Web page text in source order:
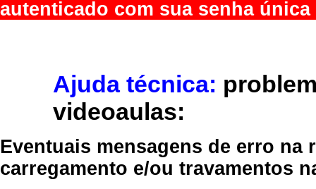
autenticado com sua senha
Ajuda técnica:
videoaulas:
Eventuais mensagens de erro
carregamento e/ou travamentos